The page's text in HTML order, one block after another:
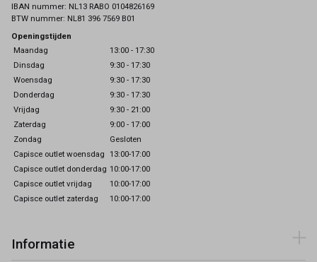
IBAN nummer: NL13 RABO 0104826169
BTW nummer: NL81 396 7569 B01
Openingstijden
Maandag
13:00 - 17:30
Dinsdag
9:30 - 17:30
Woensdag
9:30 - 17:30
Donderdag
9:30 - 17:30
Vrijdag
9:30 - 21:00
Zaterdag
9:00 - 17:00
Zondag
Gesloten
Capisce outlet woensdag 13:00-17:00
Capisce outlet donderdag 10:00-17:00
Capisce outlet vrijdag
10:00-17:00
Capisce outlet zaterdag
10:00-17:00
Informatie